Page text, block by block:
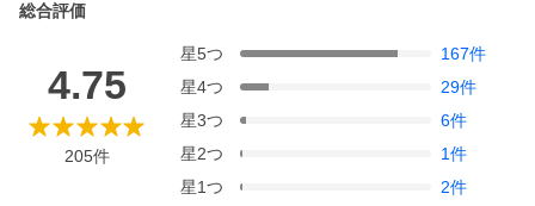
総合評価
4.75
205件
星5つ 167件
星4つ 29件
星3つ 6件
星2つ 1件
星1つ 2件